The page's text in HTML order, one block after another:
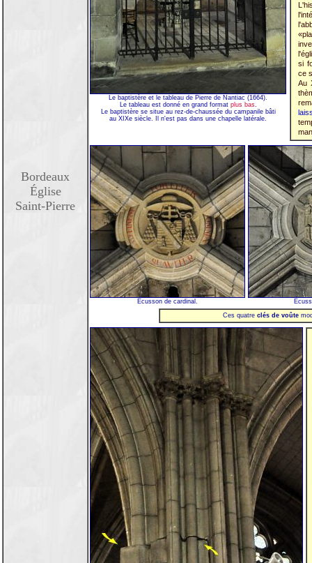
Bordeaux
Église
Saint-Pierre
Le baptistère et le tableau de Pierre de Nantiac (1664).
Le tableau est donné en grand format plus bas.
Le baptistère se situe au rez-de-chaussée du campanile bâti
au XIXe siècle. Il n'est pas dans une chapelle latérale.
si
ce
Au
Écusson de cardinal.
Ces quatre clés de voûte